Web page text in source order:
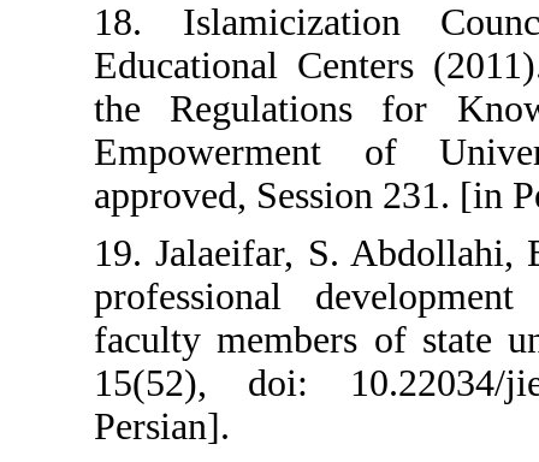
18.
Educational
the Regulations
Empowerment
approved, Session
19. Jalaeifar, S.
professional
faculty members
15(52), doi:
Persian].